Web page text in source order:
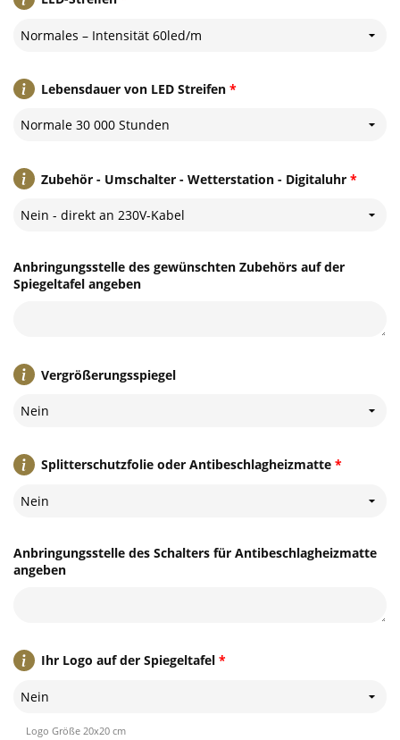
Normales – Intensität 60led/m
*
Lebensdauer von LED Streifen
Normale 30 000 Stunden
*
Zubehör - Umschalter - Wetterstation - Digitaluhr
Nein - direkt an 230V-Kabel
Anbringungsstelle des gewünschten Zubehörs auf der
Spiegeltafel angeben
Vergrößerungsspiegel
Nein
*
Splitterschutzfolie oder Antibeschlagheizmatte
Nein
Anbringungsstelle des Schalters für Antibeschlagheizmatte
angeben
*
Ihr Logo auf der Spiegeltafel
Nein
Logo Größe 20x20 cm